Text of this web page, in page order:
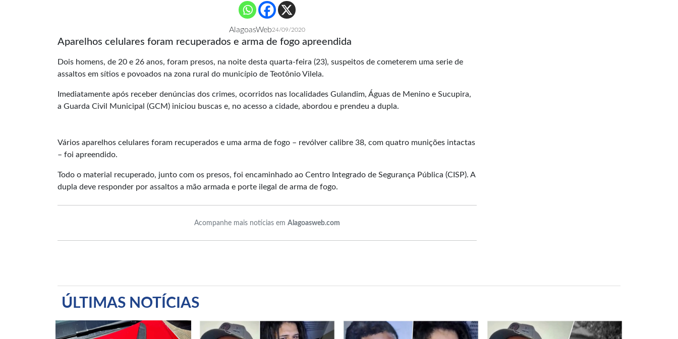
AlagoasWeb24/09/2020
Aparelhos celulares foram recuperados e arma de fogo apreendida
Dois homens, de 20 e 26 anos, foram presos, na noite desta quarta-feira (23), suspeitos de cometerem uma serie de
assaltos em sítios e povoados na zona rural do município de Teotônio Vilela.
Imediatamente após receber denúncias dos crimes, ocorridos nas localidades Gulandim, Águas de Menino e Sucupira,
a Guarda Civil Municipal (GCM) iniciou buscas e, no acesso a cidade, abordou e prendeu a dupla.
Vários aparelhos celulares foram recuperados e uma arma de fogo – revólver calibre 38, com quatro munições intactas
– foi apreendido.
Todo o material recuperado, junto com os presos, foi encaminhado ao Centro Integrado de Segurança Pública (CISP). A
dupla deve responder por assaltos a mão armada e porte ilegal de arma de fogo.
Acompanhe mais notícias em Alagoasweb.com
ÚLTIMAS NOTÍCIAS